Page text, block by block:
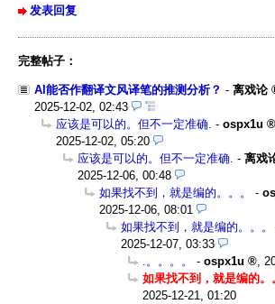
发表回复
完整帖子：
AI能否作翻译文风译笔的推测分析？ - 离戏论
2025-12-02, 02:43
应该是可以的。但不一定准确. - ospx1u
2025-12-02, 05:20
应该是可以的。但不一定准确. - 离戏
2025-12-06, 00:48
如果找不到，就是编的。。。
-
2025-12-06, 08:01
如果找不到，就是编的。。。
2025-12-07, 03:33
.。。。。
- ospx1u
如果找不到，就是编的。
2025-12-21, 01:20